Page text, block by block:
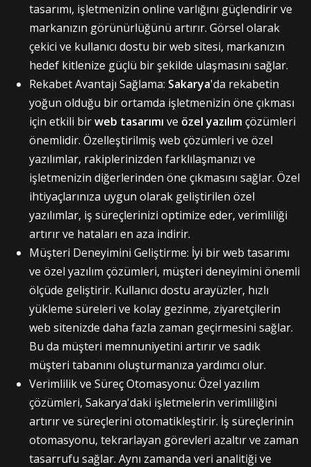
tasarımı, işletmenizin online varlığını güçlendirir ve
markanızın görünürlüğünü artırır. Görsel olarak
çekici ve kullanıcı dostu bir web sitesi, markanızın
hedef kitlenize güçlü bir şekilde ulaşmasını sağlar.
Rekabet Avantajı Sağlama: Sakarya'da rekabetin
yoğun olduğu bir ortamda işletmenizin öne çıkması
için etkili birweb tasarımı ve özel yazılımçözümleri
önemlidir. Özelleştirilmiş web çözümleri ve özel
yazılımlar, rakiplerinizden farklılaşmanızı ve
işletmenizin diğerlerinden öne çıkmasını sağlar. Özel
ihtiyaçlarınıza uygun olarak geliştirilen özel
yazılımlar, iş süreçlerinizi optimize eder, verimliliği
artırır ve hataları en aza indirir.
Müşteri Deneyimini Geliştirme: İyi bir web tasarımı
ve özel yazılım çözümleri, müşteri deneyimini önemli
ölçüde geliştirir. Kullanıcı dostu arayüzler, hızlı
yükleme süreleri ve kolay gezinme, ziyaretçilerin
web sitenizde daha fazla zaman geçirmesini sağlar.
Bu da müşteri memnuniyetini artırır ve sadık
müşteri tabanını oluşturmanıza yardımcı olur.
Verimlilik ve Süreç Otomasyonu: Özel yazılım
çözümleri, Sakarya'daki işletmelerin verimliliğini
artırır ve süreçlerini otomatikleştirir. İş süreçlerinin
otomasyonu, tekrarlayan görevleri azaltır ve zaman
tasarrufu sağlar. Aynı zamanda veri analitiği ve